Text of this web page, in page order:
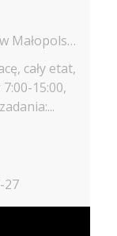
Lokalizacja: podkarpackie / Głogów Małopolski, ul. Lotniskowa 15
cały etat,
15:00,
27